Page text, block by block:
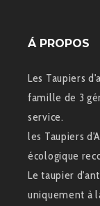
Á PROPOS
Les Taupiers
famille de 3
service.
les Taupiers
écologique
Le taupier
uniquement à